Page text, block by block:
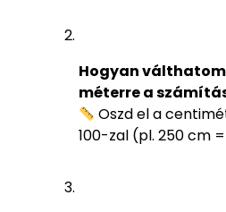
Hogyan
méterre a
Oszd el a
100-zal (pl. 250 cm